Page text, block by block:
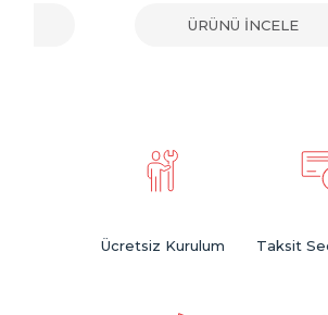
ÜRÜNÜ İNCELE
Ücretsiz Kurulum Taksit